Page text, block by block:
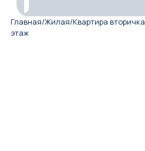
Главная/Жилая/Квартира вторичка
этаж